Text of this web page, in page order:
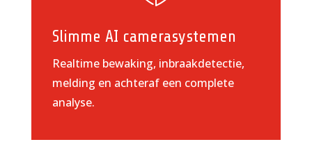
Slimme AI camerasystemen
Realtime bewaking, inbraakdetectie,
melding en achteraf een complete
analyse.